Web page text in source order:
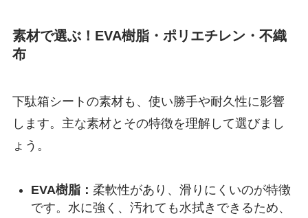
素材で選ぶ！EVA樹脂・ポリエチレン・不織
布
下駄箱シートの素材も、使い勝手や耐久性に影響
します。主な素材とその特徴を理解して選びまし
ょう。
EVA樹脂： 柔軟性があり、滑りにくいのが特徴
です。水に強く、汚れても水拭きできるため、